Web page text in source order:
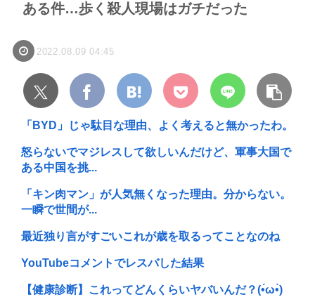
ある件…歩く殺人現場はガチだった
2022.08.09 04:45
「BYD」じゃ駄目な理由、よく考えると無かったわ。
怒らないでマジレスして欲しいんだけど、軍事大国で
ある中国を挑...
「キン肉マン」が人気無くなった理由。分からない。
一瞬で世間が...
最近独り言がすごいこれが歳を取るってことなのね
YouTubeコメントでレスバした結果
【健康診断】これってどんくらいヤバいんだ？(•́ω•̀)